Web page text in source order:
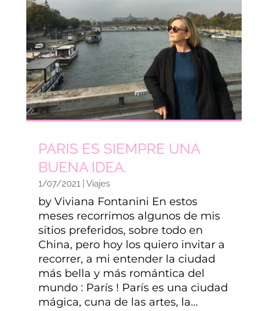
PARIS ES SIEMPRE UNA
BUENA IDEA.
1/07/2021| Viajes
by Viviana Fontanini En estos
meses recorrimos algunos de mis
sitios preferidos, sobre todo en
China, pero hoy los quiero invitar a
recorrer, a mi entender la ciudad
más bella y más romántica del
mundo : París ! París es una ciudad
mágica, cuna de las artes, la...